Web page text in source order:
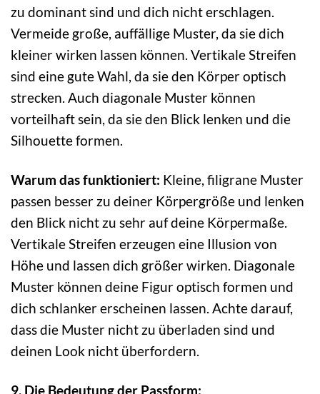
zu dominant sind und dich nicht erschlagen.
Vermeide große, auffällige Muster, da sie dich
kleiner wirken lassen können. Vertikale Streifen
sind eine gute Wahl, da sie den Körper optisch
strecken. Auch diagonale Muster können
vorteilhaft sein, da sie den Blick lenken und die
Silhouette formen.
Warum das funktioniert: Kleine, filigrane Muster
passen besser zu deiner Körpergröße und lenken
den Blick nicht zu sehr auf deine Körpermaße.
Vertikale Streifen erzeugen eine Illusion von
Höhe und lassen dich größer wirken. Diagonale
Muster können deine Figur optisch formen und
dich schlanker erscheinen lassen. Achte darauf,
dass die Muster nicht zu überladen sind und
deinen Look nicht überfordern.
9. Die Bedeutung der Passform: